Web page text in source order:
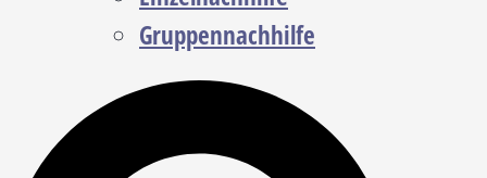
Gruppennachhilfe